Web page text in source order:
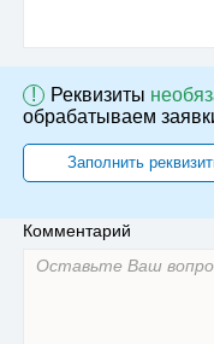
! Реквизиты
обрабатываем
Заполнить
Комментарий